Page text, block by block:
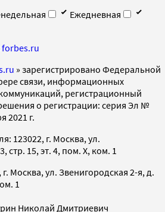
Ежедневная
forbes.ru
» зарегистрировано Федеральной
связи, информационных
регистрационный
о регистрации: серия Эл №
2021 г.
123022, г. Москва, ул.
стр. 15, эт. 4, пом. X, ком. 1
Москва, ул. Звенигородская 2-я, д.
1
Николай Дмитриевич